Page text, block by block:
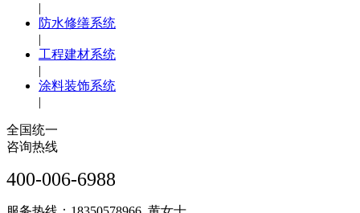
|
防水修缮系统
|
工程建材系统
|
涂料装饰系统
|
全国统一
咨询热线
400-006-6988